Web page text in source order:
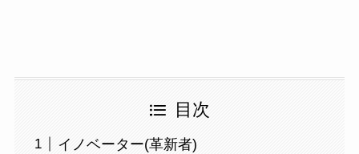
目次
イノベーター(革新者)